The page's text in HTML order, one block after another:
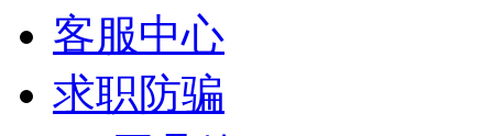
客服中心
求职防骗